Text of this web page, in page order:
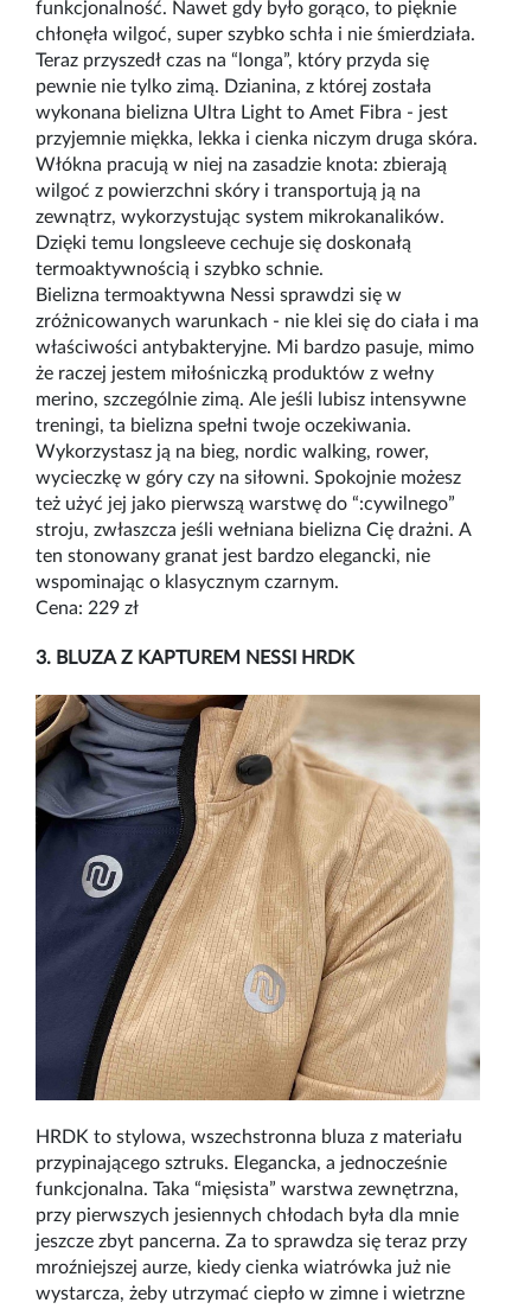
funkcjonalność. Nawet gdy było gorąco, to pięknie
chłonęła wilgoć, super szybko schła i nie śmierdziała.
Teraz przyszedł czas na “longa”, który przyda się
pewnie nie tylko zimą. Dzianina, z której została
wykonana bielizna Ultra Light to Amet Fibra - jest
przyjemnie miękka, lekka i cienka niczym druga skóra.
Włókna pracują w niej na zasadzie knota: zbierają
wilgoć z powierzchni skóry i transportują ją na
zewnątrz, wykorzystując system mikrokanalików.
Dzięki temu longsleeve cechuje się doskonałą
termoaktywnością i szybko schnie.
Bielizna termoaktywna Nessi sprawdzi się w
zróżnicowanych warunkach - nie klei się do ciała i ma
właściwości antybakteryjne. Mi bardzo pasuje, mimo
że raczej jestem miłośniczką produktów z wełny
merino, szczególnie zimą. Ale jeśli lubisz intensywne
treningi, ta bielizna spełni twoje oczekiwania.
Wykorzystasz ją na bieg, nordic walking, rower,
wycieczkę w góry czy na siłowni. Spokojnie możesz
też użyć jej jako pierwszą warstwę do “:cywilnego”
stroju, zwłaszcza jeśli wełniana bielizna Cię drażni. A
ten stonowany granat jest bardzo elegancki, nie
wspominając o klasycznym czarnym.
Cena: 229 zł
3. BLUZA Z KAPTUREM NESSI HRDK
HRDK to stylowa, wszechstronna bluza z materiału
przypinającego sztruks. Elegancka, a jednocześnie
funkcjonalna. Taka “mięsista” warstwa zewnętrzna,
przy pierwszych jesiennych chłodach była dla mnie
jeszcze zbyt pancerna. Za to sprawdza się teraz przy
mroźniejszej aurze, kiedy cienka wiatrówka już nie
wystarcza, żeby utrzymać ciepło w zimne i wietrzne